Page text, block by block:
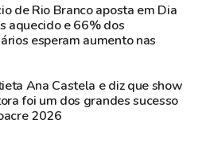
de Rio Branco aposta em Dia
aquecido e 66% dos
esperam aumento nas
Ana Castela e diz que show
foi um dos grandes sucesso
2026